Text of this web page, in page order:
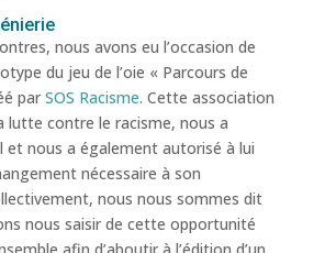
nous avons eu l’occasion de
du jeu de l’oie « Parcours de
par SOS Racisme. Cette association
lutte contre le racisme, nous a
nous a également autorisé à lui
nécessaire à son
nous nous sommes dit
nous saisir de cette opportunité
afin d’aboutir à l’édition d’un